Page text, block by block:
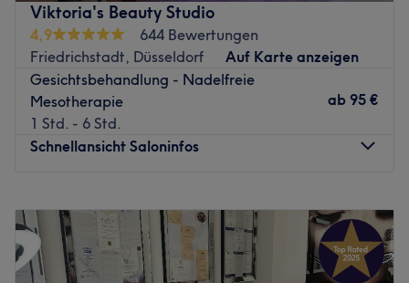
Viktoria's Beauty Studio
4,9
644 Bewertungen
Friedrichstadt, Düsseldorf
Auf Karte anzeigen
Gesichtsbehandlung - Nadelfreie
Mesotherapie
1 Std. - 6 Std.
ab 95 €
Schnellansicht Saloninfos
Dienstag
10:00–19:00
Mittwoch
10:00–19:00
Donnerstag
13:00–20:00